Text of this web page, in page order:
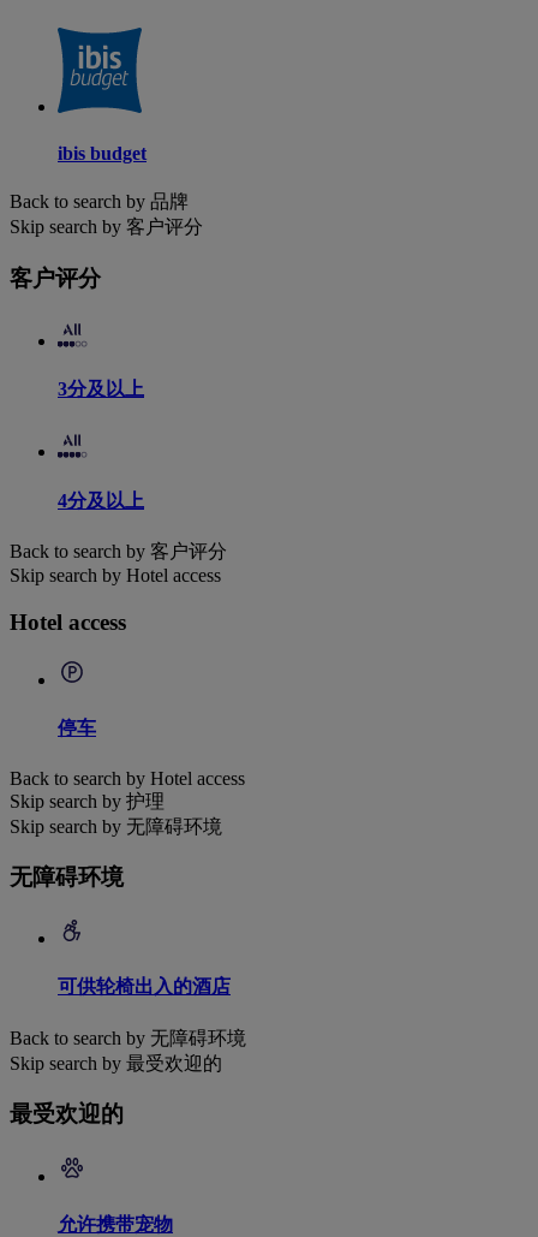
ibis budget
Back to search by 品牌
Skip search by 客户评分
客户评分
3分及以上
4分及以上
Back to search by 客户评分
Skip search by Hotel access
Hotel access
停车
Back to search by Hotel access
Skip search by 护理
Skip search by 无障碍环境
无障碍环境
可供轮椅出入的酒店
Back to search by 无障碍环境
Skip search by 最受欢迎的
最受欢迎的
允许携带宠物